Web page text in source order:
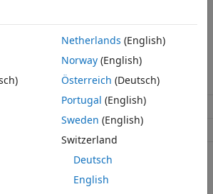
Netherlands (English)
Norway(English)
Österreich (Deutsch)
Portugal (English)
Sweden (English)
Switzerland
Deutsch
English